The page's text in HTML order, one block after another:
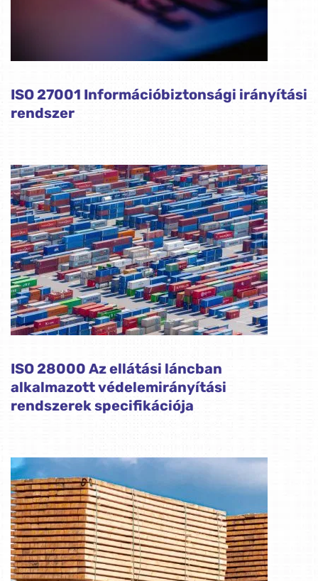
ISO 27001 Információbiztonsági irányítási
rendszer
ISO 28000 Az ellátási láncban
alkalmazott védelemirányítási
rendszerek specifikációja